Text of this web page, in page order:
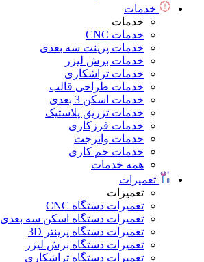
خدمات
خدمات
خدمات CNC
خدمات پرینت سه بعدی
خدمات برش لیزر
خدمات تراشکاری
خدمات طراحی قالب
خدمات اسکن 3 بعدی
خدمات تزریق پلاستیک
خدمات فرزکاری
خدمات واترجت
خدمات خم کاری
همه خدمات
تعمیرات
تعمیرات
تعمیرات دستگاه CNC
تعمیرات دستگاه اسکن سه بعدی
تعمیرات دستگاه پرینتر 3D
تعمیرات دستگاه برش لیزر
تعمیرات دستگاه تراشکاری